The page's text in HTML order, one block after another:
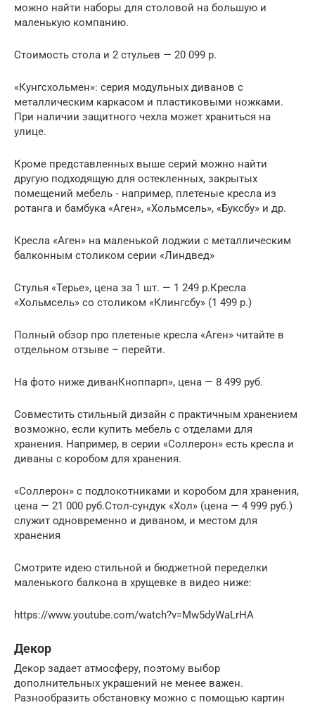
можно найти наборы для столовой на большую и
маленькую компанию.
Стоимость стола и 2 стульев — 20 099 р.
«Кунгсхольмен»: серия модульных диванов с
металлическим каркасом и пластиковыми ножками.
При наличии защитного чехла может храниться на
улице.
Кроме представленных выше серий можно найти
другую подходящую для остекленных, закрытых
помещений мебель ‑ например, плетеные кресла из
ротанга и бамбука «Аген», «Хольмсель», «Буксбу» и др.
Кресла «Аген» на маленькой лоджии с металлическим
балконным столиком серии «Линдвед»
Стулья «Терье», цена за 1 шт. — 1 249 р.Кресла
«Хольмсель» со столиком «Клингсбу» (1 499 р.)
Полный обзор про плетеные кресла «Аген» читайте в
отдельном отзыве – перейти.
На фото ниже диванКноппарп», цена — 8 499 руб.
Совместить стильный дизайн с практичным хранением
возможно, если купить мебель с отделами для
хранения. Например, в серии «Соллерон» есть кресла и
диваны с коробом для хранения.
«Соллерон» с подлокотниками и коробом для хранения,
цена — 21 000 руб.Стол-сундук «Хол» (цена — 4 999 руб.)
служит одновременно и диваном, и местом для
хранения
Смотрите идею стильной и бюджетной переделки
маленького балкона в хрущевке в видео ниже:
https://www.youtube.com/watch?v=Mw5dyWaLrHA
Декор
Декор задает атмосферу, поэтому выбор
дополнительных украшений не менее важен.
Разнообразить обстановку можно с помощью картин